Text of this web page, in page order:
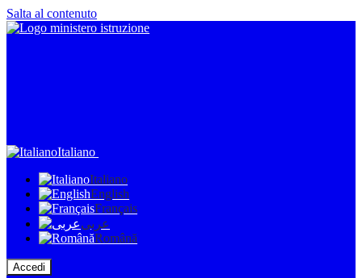
Salta al contenuto
Italiano
Italiano
English
Français
عربى
Română
Accedi